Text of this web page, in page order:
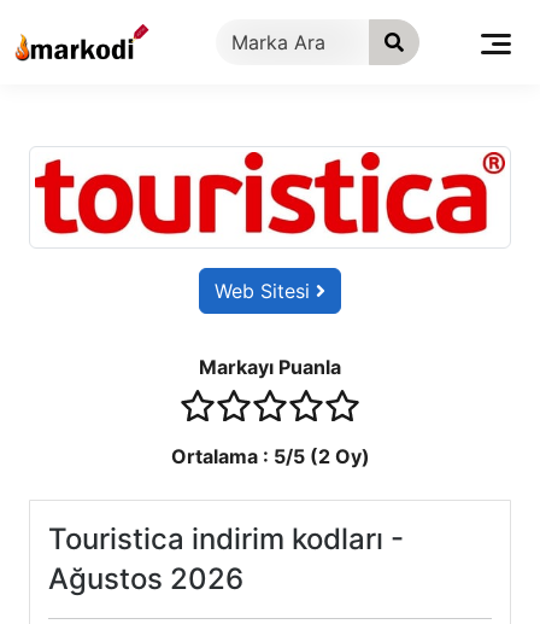
geç
Web Sitesi
Markayı Puanla
4 stars
3 stars
2 stars
1 stars
Ortalama : 5/5 (2Oy)
Touristica indirim kodları -
Ağustos 2026